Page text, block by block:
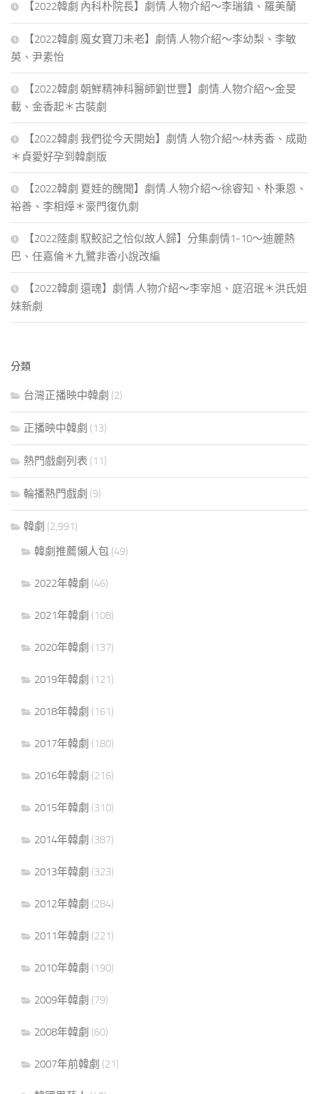
【2022韓劇 內科朴院長】劇情.人物介紹～李瑞鎮、羅美蘭
【2022韓劇 魔女寶刀未老】劇情.人物介紹～李幼梨、李敏
英、尹素怡
【2022韓劇 朝鮮精神科醫師劉世豐】劇情.人物介紹～金旻
載、金香起＊古裝劇
【2022韓劇 我們從今天開始】劇情.人物介紹～林秀香、成勛
＊貞愛好孕到韓劇版
【2022韓劇 夏娃的醜聞】劇情.人物介紹～徐睿知、朴秉恩、
裕善、李相燁＊豪門復仇劇
【2022陸劇 馭鮫記之恰似故人歸】分集劇情1-10～迪麗熱
巴、任嘉倫＊九鷺非香小說改編
【2022韓劇 還魂】劇情.人物介紹～李宰旭、庭沼珉＊洪氏姐
妹新劇
分類
台灣正播映中韓劇 (2)
正播映中韓劇 (13)
熱門戲劇列表 (11)
輪播熱門戲劇 (9)
韓劇 (2,991)
韓劇推薦懶人包 (49)
2022年韓劇 (46)
2021年韓劇 (108)
2020年韓劇 (137)
2019年韓劇 (121)
2018年韓劇 (161)
2017年韓劇 (180)
2016年韓劇 (216)
2015年韓劇 (310)
2014年韓劇 (387)
2013年韓劇 (323)
2012年韓劇 (284)
2011年韓劇 (221)
2010年韓劇 (190)
2009年韓劇 (79)
2008年韓劇 (60)
2007年前韓劇 (21)